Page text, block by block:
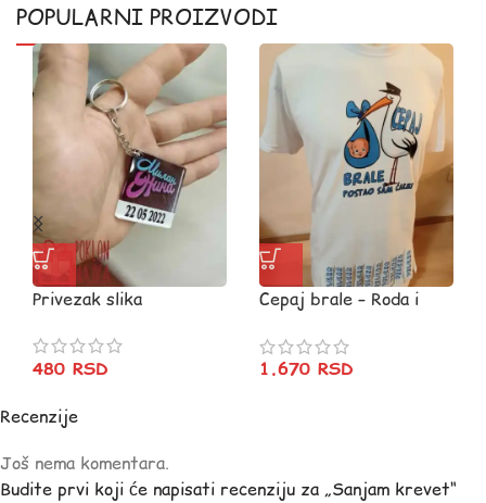
POPULARNI PROIZVODI
Privezak slika
480 RSD
Cepaj brale – Roda i
1.670 RSD
Recenzije
Još nema komentara.
Budite prvi koji će napisati recenziju za „Sanjam krevet“